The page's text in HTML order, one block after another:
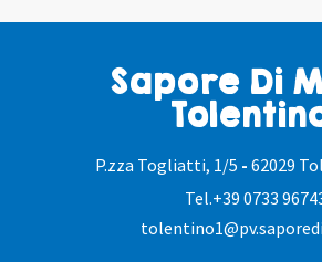
Sapore Di
P.zza Togliatti, 1/5 - 62029
Tel.+39 0733